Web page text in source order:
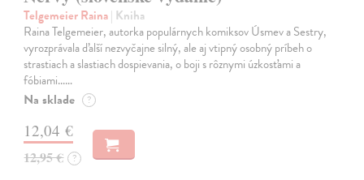
Telgemeier Raina| Kniha
Raina Telgemeier, autorka populárnych komiksov Úsmev a Sestry,
vyrozprávala ďalší nezvyčajne silný, ale aj vtipný osobný príbeh o
strastiach a slastiach dospievania, o boji s rôznymi úzkosťami a
fóbiami...…
Na sklade ?
12,04 €
12,95 € ?